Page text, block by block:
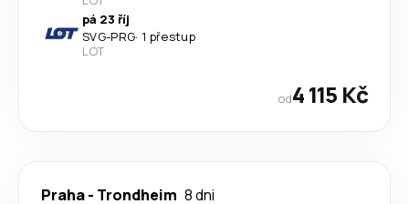
pá 23 říj
SVG-PRG· 1 přestup
LOT
od4 115 Kč
Praha- Trondheim 8 dni